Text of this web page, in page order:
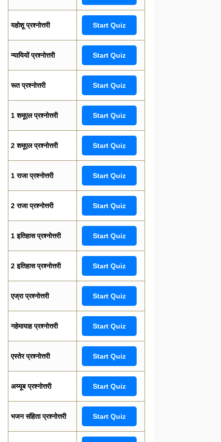
यहोशू प्रश्नोत्तरी Start Quiz
न्यायियों प्रश्नोत्तरी Start Quiz
रूत प्रश्नोत्तरी Start Quiz
1 शमूएल प्रश्नोत्तरी Start Quiz
2 शमूएल प्रश्नोत्तरी Start Quiz
1 राजा प्रश्नोत्तरी Start Quiz
2 राजा प्रश्नोत्तरी Start Quiz
1 इतिहास प्रश्नोत्तरी Start Quiz
2 इतिहास प्रश्नोत्तरी Start Quiz
एज्रा प्रश्नोत्तरी Start Quiz
नहेमायाह प्रश्नोत्तरी Start Quiz
एस्तेर प्रश्नोत्तरी Start Quiz
अय्यूब प्रश्नोत्तरी Start Quiz
भजन संहिता प्रश्नोत्तरी Start Quiz